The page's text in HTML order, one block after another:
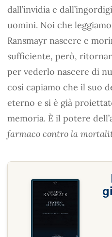
dall’invidia e
uomini. Noi che
Ransmayr nascere e
sufficiente, però,
per vederlo nascere di
così capiamo che il suo
eterno e si è già
memoria. È il potere
farmaco contro la